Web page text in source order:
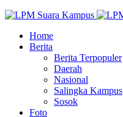
Home
Berita
Berita Terpopuler
Daerah
Nasional
Salingka Kampus
Sosok
Foto